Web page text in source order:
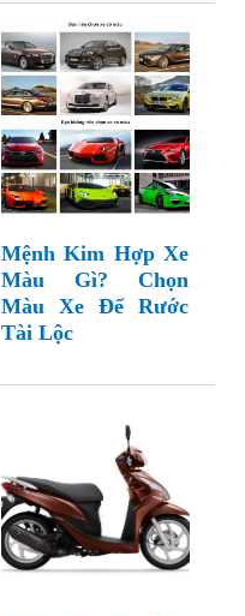
Mệnh Kim Hợp Xe
Màu Gì? Chọn
Màu Xe Để Rước
Tài Lộc